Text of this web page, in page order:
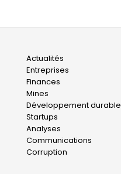
Main
navigation
Actualités
Entreprises
Finances
Mines
Développement durable
Startups
Analyses
Communications
Corruption